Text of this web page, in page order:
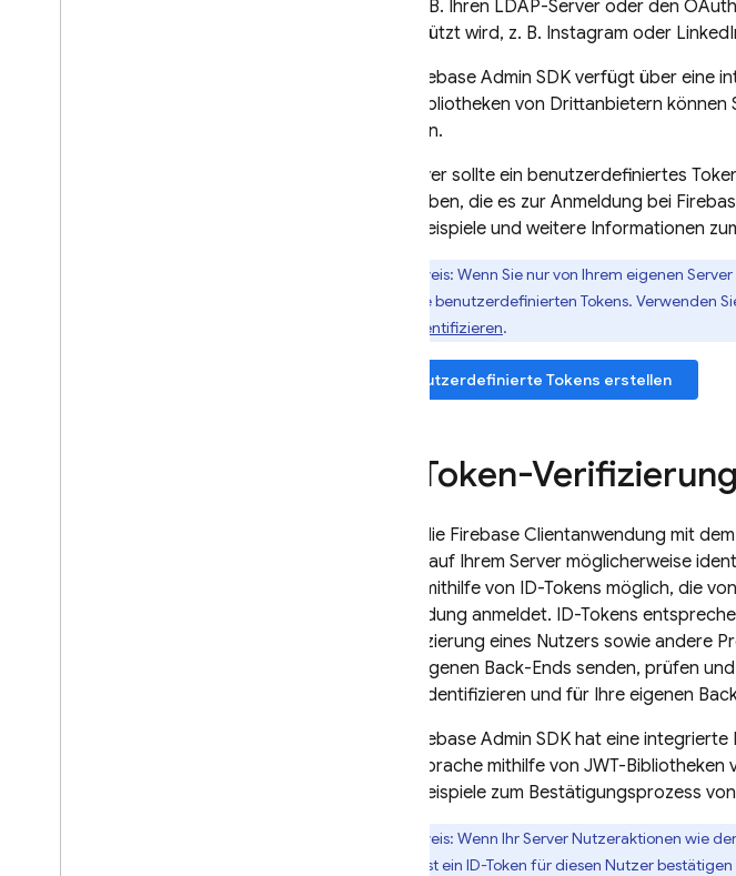
sein, z. B. Ihren LDAP-Server oder den
unterstützt wird, z. B. Instagram oder
Firebase Admin SDK verfügt über eine
JWT-Bibliotheken von Drittanbietern
erstellen.
Ihr Server sollte ein benutzerdefiniertes
übergeben, die es zur Anmeldung bei
Codebeispiele und weitere Informationen
Hinweis: Wenn Sie nur von Ihrem eigenen
Sie keine benutzerdefinierten Tokens. Verwenden
zu authentifizieren.
Benutzerdefinierte Tokens erstellen
ID-Token-Verifizierung
Wenn die Firebase Clientanwendung mit
Nutzer auf Ihrem Server möglicherweise
sicher mithilfe von ID-Tokens möglich, die von
Anwendung anmeldet. ID-Tokens
Identifizierung eines Nutzers sowie andere
Ihren eigenen Back-Ends senden, prüfen
sicher identifizieren und für Ihre eigenen
Firebase Admin SDK hat eine integrierte
jeder Sprache mithilfe von JWT-
Codebeispiele zum Bestätigungsprozess
Hinweis: Wenn Ihr Server Nutzeraktionen wie
Sie zuerst ein ID-Token für diesen Nutzer